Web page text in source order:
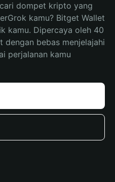
dompet kripto yang
kamu? Bitget Wallet
kamu. Dipercaya oleh 40
dengan bebas menjelajahi
perjalanan kamu